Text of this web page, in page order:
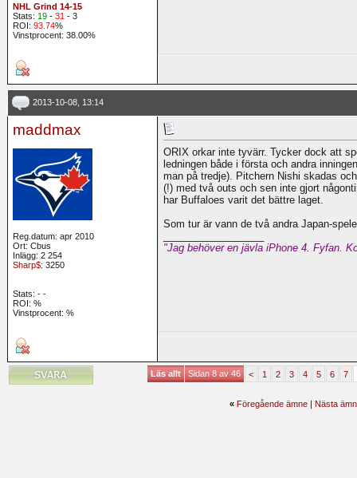
NHL Grind 14-15
Stats: 19 - 31 - 3
ROI: 93.74%
Vinstprocent: 38.00%
2013-10-08, 13:14
maddmax
Reg.datum: apr 2010
Ort: Cbus
Inlägg: 2 254
Sharp$: 3250
Stats: - -
ROI: %
Vinstprocent: %
ORIX orkar inte tyvärr. Tycker dock att
ledningen både i första och andra
man på tredje). Pitchern Nishi skadas
(!) med två outs och sen inte gjort
har Buffaloes varit det bättre laget.
Som tur är vann de två andra Japan-
"Jag behöver en jävla iPhone 4. Fyfan.
Läs allt Sidan 8 av 46 < 1 2 3 4 5 6 7
« Föregående ämne| Nästa